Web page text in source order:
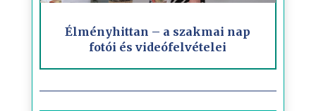
Élményhittan – a szakmai nap
fotói és videófelvételei